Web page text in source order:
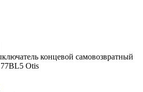
концевой самовозвратный
Otis